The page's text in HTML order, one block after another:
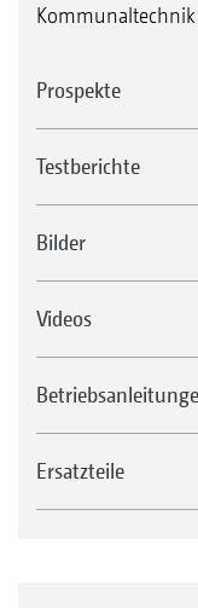
Kommunaltechnik
Prospekte
Testberichte
Bilder
Videos
Ersatzteile